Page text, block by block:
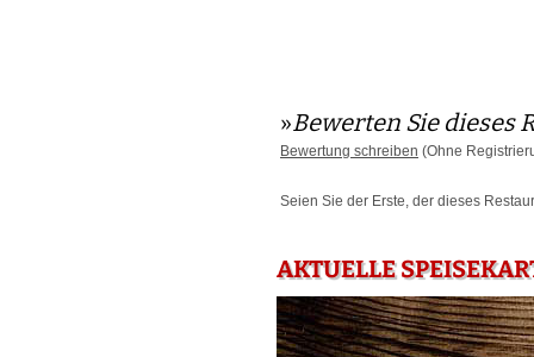
»Bewerten Sie dieses
Bewertung schreiben (Ohne
Seien Sie der Erste, der dieses
AKTUELLE